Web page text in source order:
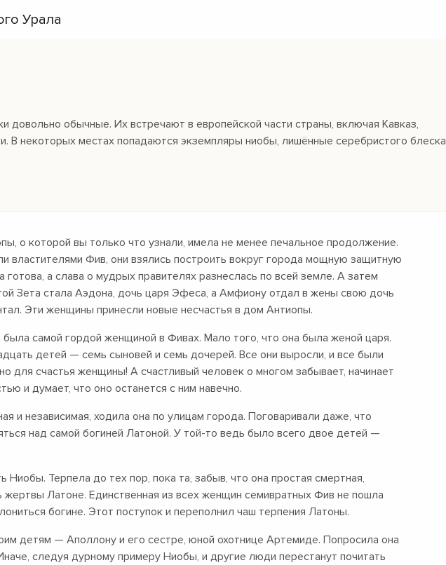
Урала
довольно обычные. Их встречают в европейской части страны, включая Кавказ,
В некоторых местах попадаются экземпляры ниобы, лишённые серебристого блеска
о которой вы только что узнали, имела не менее печальное продолжение.
властителями Фив, они взялись построить вокруг города мощную защитную
готова, а слава о мудрых правителях разнеслась по всей земле. А затем
Зета стала Аэдона, дочь царя Эфеса, а Амфиону отдал в жены свою дочь
Эти женщины принесли новые несчастья в дом Антиопы.
самой гордой женщиной в Фивах. Мало того, что она была женой царя.
детей — семь сыновей и семь дочерей. Все они выросли, и все были
для счастья женщины! А счастливый человек о многом забывает, начинает
и думает, что оно останется с ним навечно.
и независимая, ходила она по улицам города. Поговаривали даже, что
над самой богиней Латоной. У той-то ведь было всего двое детей —
Ниобы. Терпела до тех пор, пока та, забыв, что она простая смертная,
жертвы Латоне. Единственная из всех женщин семивратных Фив не пошла
богине. Этот поступок и переполнил чаш терпения Латоны.
детям — Аполлону и его сестре, юной охотнице Артемиде. Попросила она
следуя дурному примеру Ниобы, и другие люди перестанут почитать